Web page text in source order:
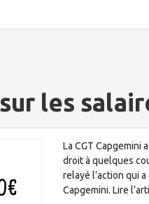
les
La CGT Capgemini
droit à quelques
relayé l’action qui
Capgemini. Lire